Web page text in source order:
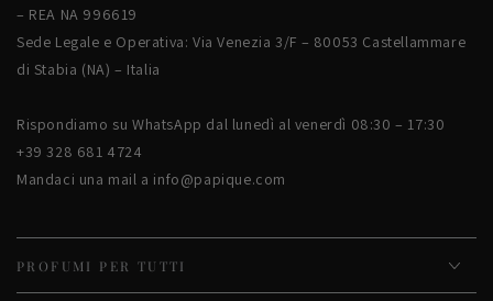
– REA NA 996619
Sede Legale e Operativa: Via Venezia 3/F – 80053 Castellammare
di Stabia (NA) – Italia
Rispondiamo su WhatsApp dal lunedì al venerdì 08:30 – 17:30
+39 328 681 4724
Mandaci una mail a info@papique.com
PROFUMI PER TUTTI